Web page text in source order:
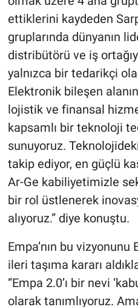
ettiklerini kaydeden
gruplarında dünyanın
distribütörü ve iş
yalnızca bir tedarikçi
Elektronik bileşen
lojistik ve finansal
kapsamlı bir teknoloji
sunuyoruz.
takip ediyor, en güçlü
Ar-Ge kabiliyetimizle
bir rol üstlenerek
alıyoruz.” diye konuştu.
Empa’nın bu vizyonunu
ileri taşıma kararı
“Empa 2.0’ı bir nevi
olarak tanımlıyoruz.